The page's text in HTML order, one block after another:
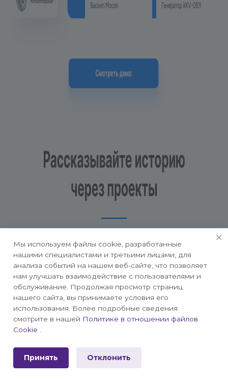
Ничто не покажет компетенции компании
лучше, чем выполненные проекты.
Расскажите, какая задача стояла перед
командой. Продемонстрируйте этапы работ в
фотогалерее. Прикрепите благодарственные
письма и отзывы, чтобы повысить лояльность
Мы используем файлы cookie, разработанные
нашими специалистами и третьими лицами, для
анализа событий на нашем веб-сайте, что позволяет
нам улучшать взаимодействие с пользователями и
обслуживание. Продолжая просмотр страниц
нашего сайта, вы принимаете условия его
использования. Более подробные сведения
смотрите в нашей Политике в отношении файлов
Cookie
Принять Отклонить